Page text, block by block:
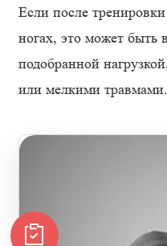
Если после
ногах, это может быть
подобранной
или мелкими травмами.